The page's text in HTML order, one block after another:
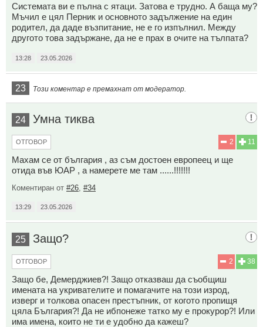
Системата ви е пълна с ятаци. Затова е трудно. А баща му?
Мъчил е цял Перник и основното задължение на един
родител, да даде възпитание, не е го изпълнил. Между
другото това задържане, да не е прах в очите на тълпата?
13:28 23.05.2026
23 Този коментар е премахнат от модератор.
24 Умна тиква
11
2
ОТГОВОР
Махам се от българия , аз съм достоен европеец и ще
отида във ЮАР , а намерете ме там ......!!!!!!!
Коментиран от #26 #34
13:29 23.05.2026
25 Защо?
38
2
ОТГОВОР
Защо бе, Демерджиев?! Защо отказваш да съобщиш
имената на укривателите и помагачите на този изрод,
изверг и толкова опасен престъпник, от когото пропищя
цяла България?! Да не ибпонеже татко му е прокурор?! Или
има имена, които не ти е удобно да кажеш?